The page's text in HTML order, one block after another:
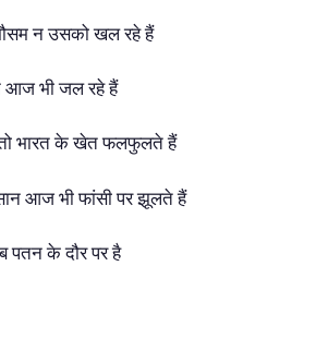
न उसको खल रहे हैं
आज भी जल रहे हैं
भारत के खेत फलफुलते हैं
आज भी फांसी पर झूलते हैं
पतन के दौर पर है